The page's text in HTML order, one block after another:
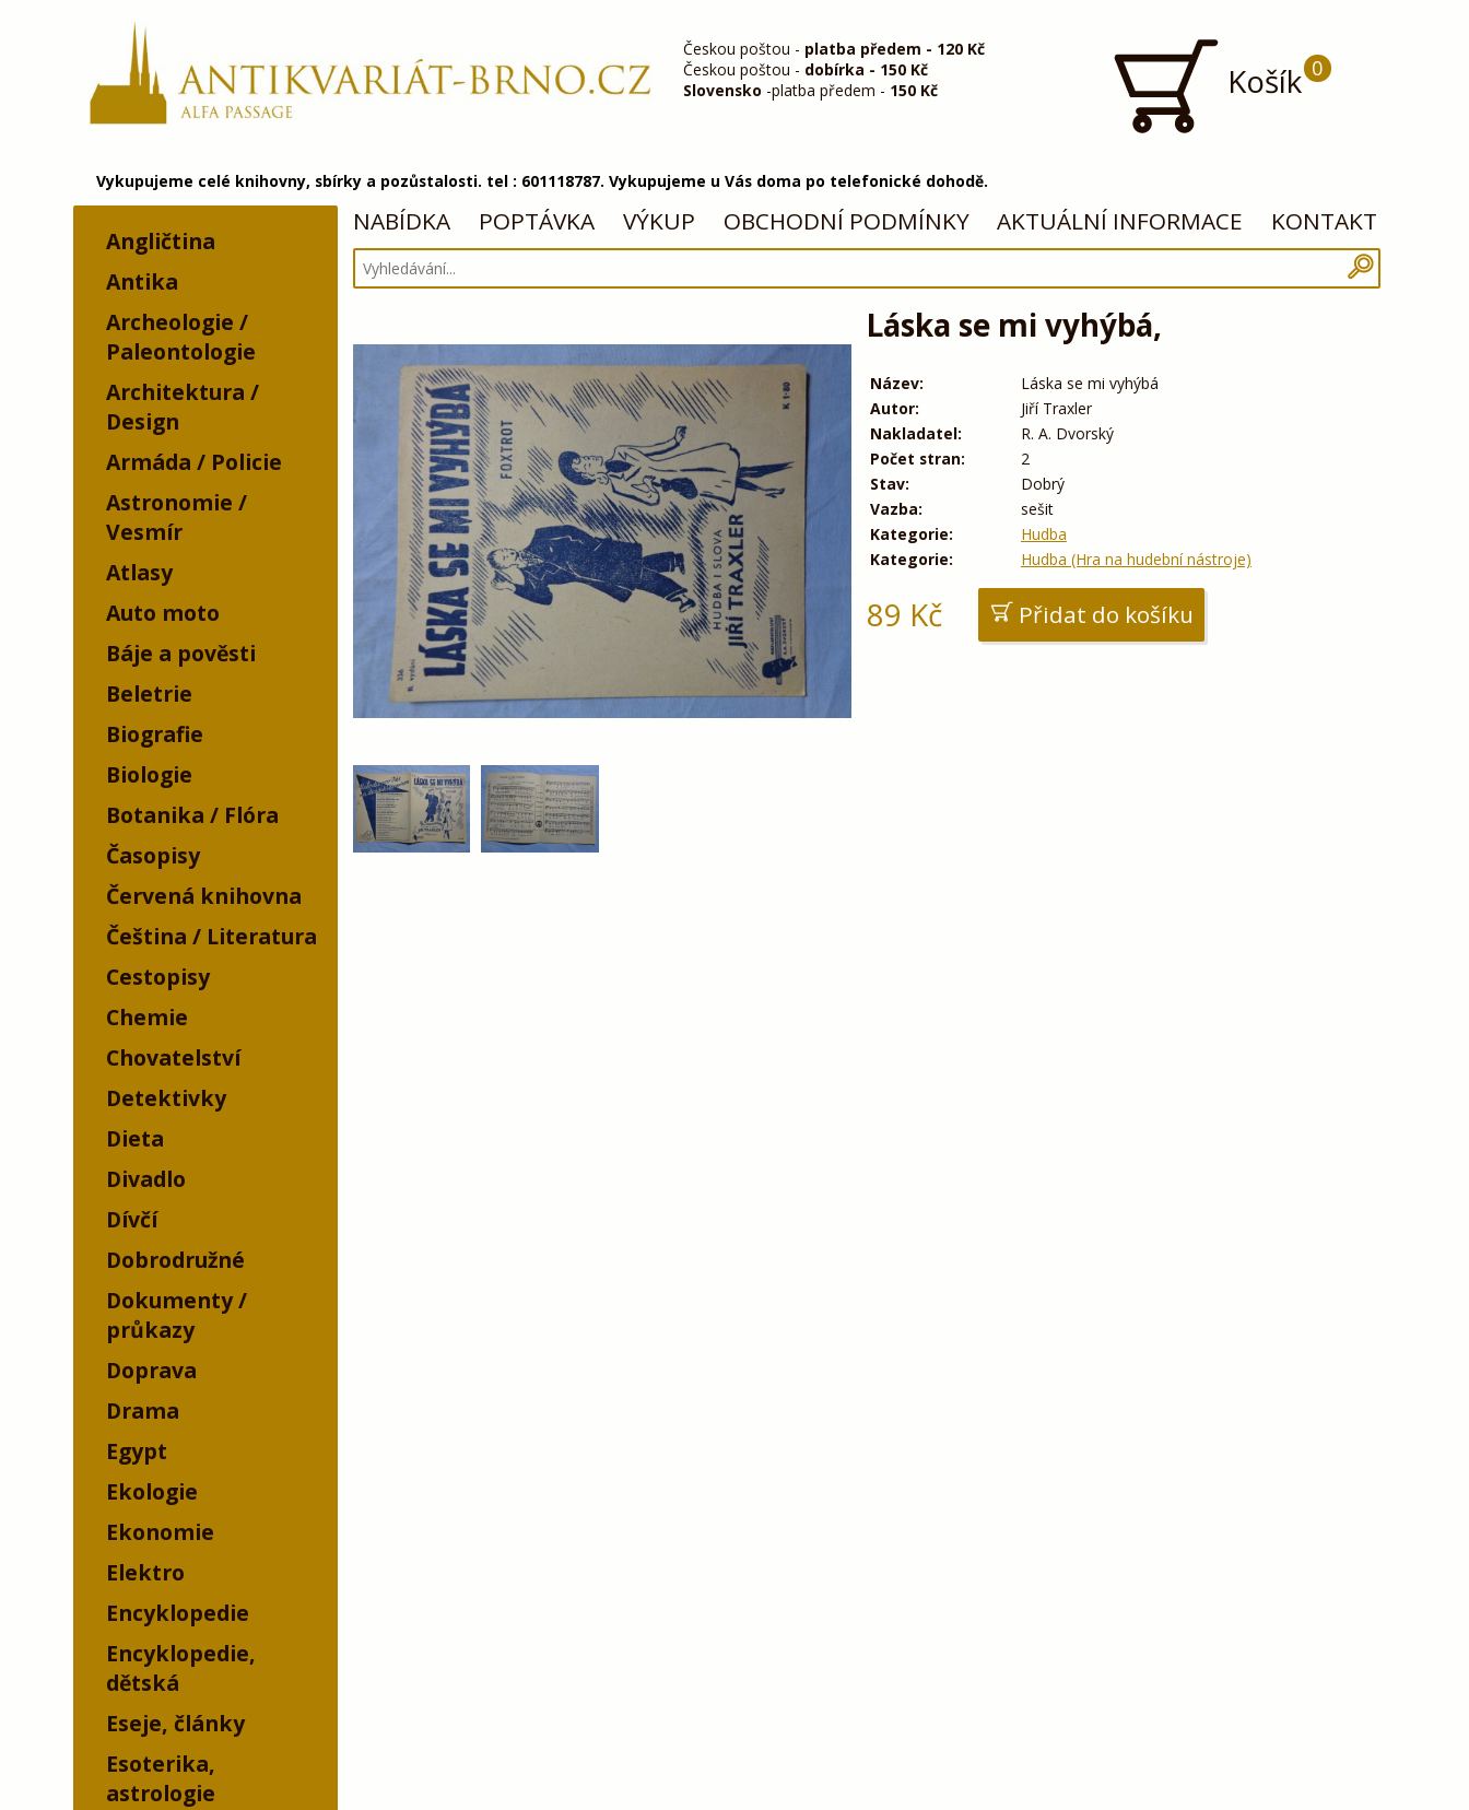
Českou poštou - platba předem - 120 Kč
Českou poštou - dobírka - 150 Kč
Slovensko -platba předem - 150 Kč Košík 0
Vykupujeme celé knihovny, sbírky a pozůstalosti. tel : 601118787. Vykupujeme u Vás doma po telefonické dohodě.
Angličtina
Antika
Archeologie /
Paleontologie
Architektura /
Design
Armáda / Policie
Astronomie /
Vesmír
Atlasy
Auto moto
Báje a pověsti
Beletrie
Biografie
Biologie
Botanika / Flóra
Časopisy
Červená knihovna
Čeština / Literatura
Cestopisy
Chemie
Chovatelství
Detektivky
Dieta
Divadlo
Dívčí
Dobrodružné
Dokumenty /
průkazy
Doprava
Drama
Egypt
Ekologie
Ekonomie
Elektro
Encyklopedie
Encyklopedie,
dětská
Eseje, články
Esoterika,
astrologie
NABÍDKA POPTÁVKA VÝKUP OBCHODNÍ PODMÍNKY AKTUÁLNÍ INFORMACE KONTAKT
Láska se mi vyhýbá,
Název:
Láska se mi vyhýbá
Autor:
Jiří Traxler
Nakladatel:
R. A. Dvorský
Počet stran:
2
Stav:
Dobrý
Vazba:
sešit
Kategorie:
Hudba
Kategorie:
Hudba (Hra na hudební nástroje)
89 Kč Přidat do košíku